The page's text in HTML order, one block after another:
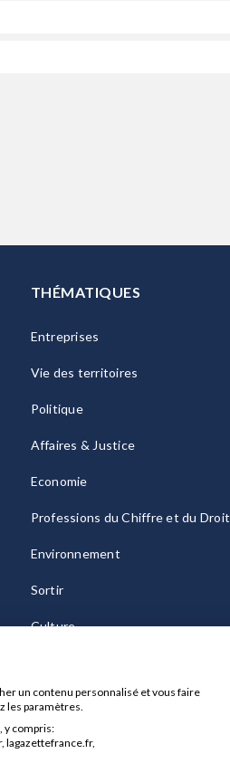
THÉMATIQUES
Entreprises
Vie des territoires
Politique
Affaires & Justice
Economie
Professions du Chiffre et du Droit
Environnement
Sortir
Culture
Charte sur les cookies
un contenu personnalisé et vous faire
les paramètres.
y compris:
lagazettefrance.fr,